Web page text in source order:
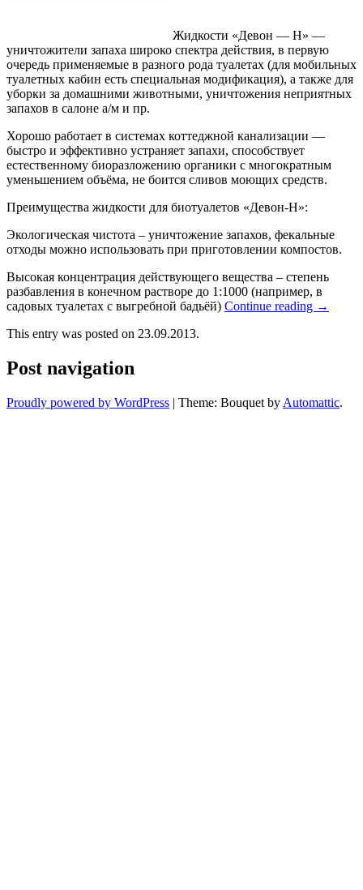
Жидкости «Девон — Н» —
уничтожители запаха широко спектра действия, в первую
очередь применяемые в разного рода туалетах (для мобильных
туалетных кабин есть специальная модификация), а также для
уборки за домашними животными, уничтожения неприятных
запахов в салоне а/м и пр.
Хорошо работает в системах коттеджной канализации —
быстро и эффективно устраняет запахи, способствует
естественному биоразложению органики с многократным
уменьшением объёма, не боится сливов моющих средств.
Преимущества жидкости для биотуалетов «Девон-Н»:
Экологическая чистота – уничтожение запахов, фекальные
отходы можно использовать при приготовлении компостов.
Высокая концентрация действующего вещества – степень
разбавления в конечном растворе до 1:1000 (например, в
садовых туалетах с выгребной бадьёй) Continue reading →
This entry was posted on 23.09.2013.
Post navigation
Proudly powered by WordPress | Theme: Bouquet by Automattic.